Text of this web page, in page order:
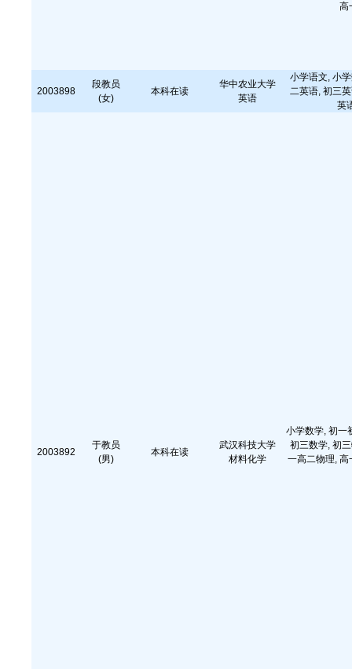
高
2003898
段教员
(女)
本科在读
华中农业大学
英语
小学语文, 小
二英语, 初三
英
2003892
于教员
(男)
本科在读
武汉科技大学
材料化学
小学数学, 初一
初三数学, 初
一高二物理, 高